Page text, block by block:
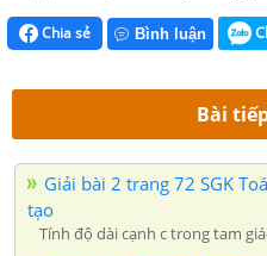
Chia sẻ Bình luận
Bài
Giải bài 2 trang 72 SGK
tạo
Tính độ dài cạnh c trong tam